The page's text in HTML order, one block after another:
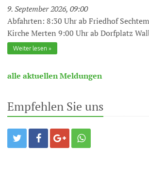
9. September 2026, 09:00
Abfahrten: 8:30 Uhr ab Friedhof
Kirche Merten 9:00 Uhr ab Dorfplatz
Weiter lesen
alle aktuellen Meldungen
Empfehlen Sie uns